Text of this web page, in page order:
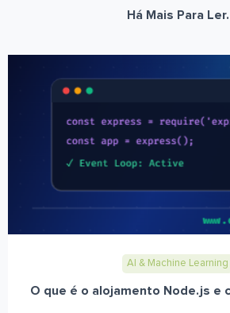
Há Mais Para Ler.
AI & Machine Learning
O que é o alojamento Node.js e